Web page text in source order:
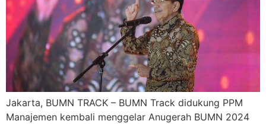
Jakarta, BUMN TRACK – BUMN Track didukung PPM
Manajemen kembali menggelar Anugerah BUMN 2024